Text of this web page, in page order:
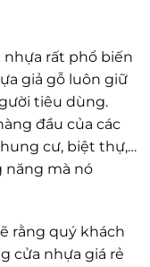
rất phổ biến
giả gỗ luôn giữ
tiêu dùng.
đầu của các
cư, biệt thự,…
năng mà nó
rằng quý khách
cửa nhựa giá rẻ